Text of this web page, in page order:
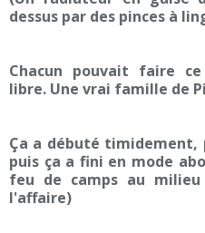
dessus par des pinces à
Chacun pouvait faire
libre. Une vrai famille de
Ça a débuté timidement,
puis ça a fini en mode
feu de camps au
l'affaire)